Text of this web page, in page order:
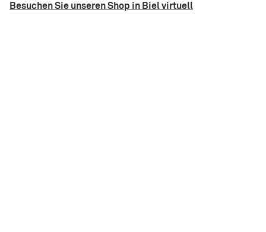
Besuchen Sie unseren Shop in Biel virtuell